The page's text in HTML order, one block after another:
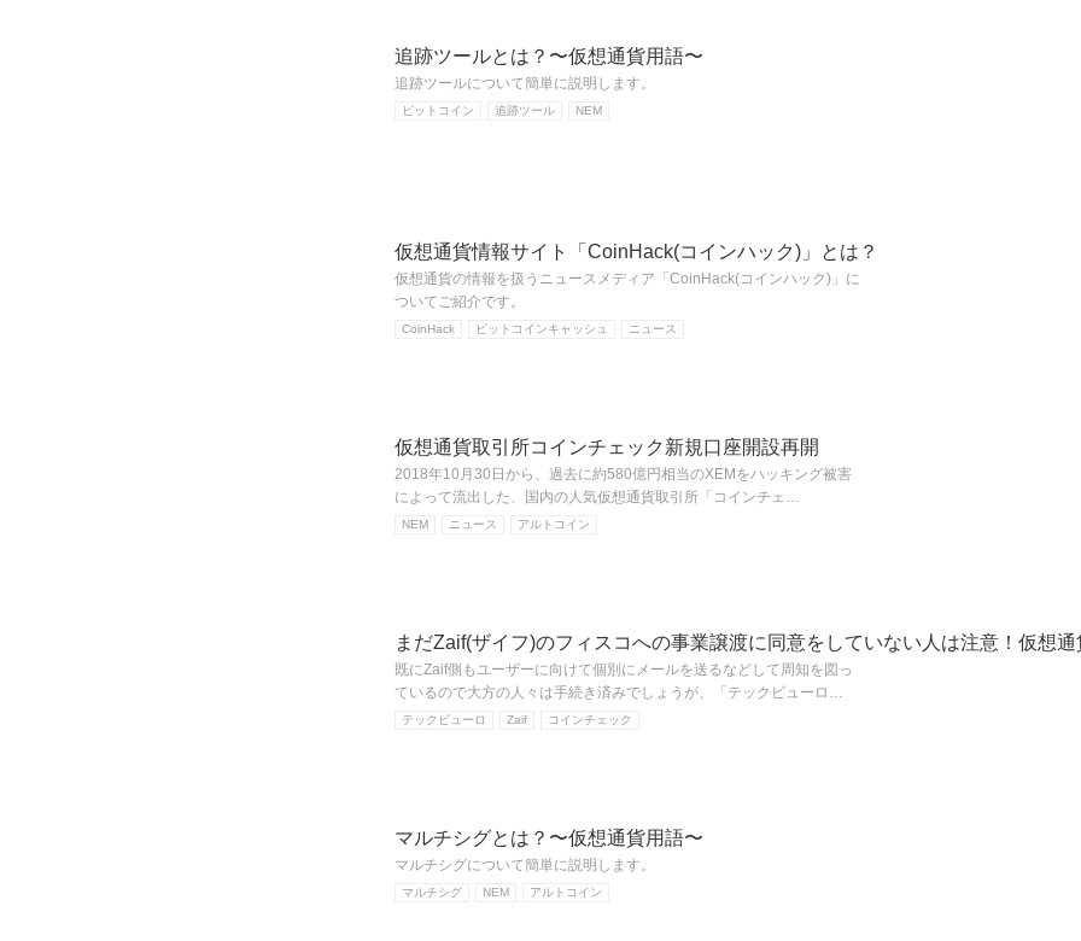
追跡ツールとは？〜仮想通貨用語〜
追跡ツールについて簡単に説明します。
ビットコイン 追跡ツール NEM
仮想通貨情報サイト「CoinHack(コインハック)」とは？
仮想通貨の情報を扱うニュースメディア「CoinHack(コインハック)」に
ついてご紹介です。
CoinHack ビットコインキャッシュ ニュース
仮想通貨取引所コインチェック新規口座開設再開
2018年10月30日から、過去に約580億円相当のXEMをハッキング被害
によって流出した、国内の人気仮想通貨取引所「コインチェ…
NEM ニュース アルトコイン
まだZaif(ザイフ)のフィスコへの事業譲渡に同意をしていない人は注意！仮想
既にZaif側もユーザーに向けて個別にメールを送るなどして周知を図っ
ているので大方の人々は手続き済みでしょうが、「テックビューロ…
テックビューロ Zaif コインチェック
マルチシグとは？〜仮想通貨用語〜
マルチシグについて簡単に説明します。
マルチシグ NEM アルトコイン